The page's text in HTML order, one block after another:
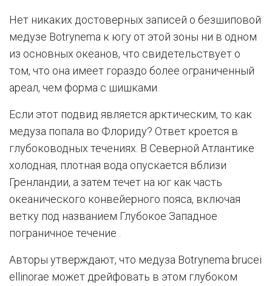
Нет никаких достоверных записей о безшиповой
медузе Botrynema к югу от этой зоны ни в одном
из основных океанов, что свидетельствует о
том, что она имеет гораздо более ограниченный
ареал, чем форма с шишками.
Если этот подвид является арктическим, то как
медуза попала во Флориду? Ответ кроется в
глубоководных течениях. В Северной Атлантике
холодная, плотная вода опускается вблизи
Гренландии, а затем течет на юг как часть
океанического конвейерного пояса, включая
ветку под названием Глубокое Западное
пограничное течение .
Авторы утверждают, что медуза Botrynema brucei
ellinorae может дрейфовать в этом глубоком